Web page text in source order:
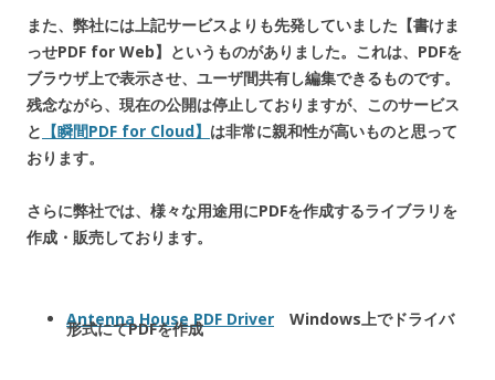
また、弊社には上記サービスよりも先発していました【書けま
っせPDF for Web】というものがありました。これは、PDFを
ブラウザ上で表示させ、ユーザ間共有し編集できるものです。
残念ながら、現在の公開は停止しておりますが、このサービス
と
【瞬間PDF for Cloud】 は非常に親和性が高いものと思って
おります。
さらに弊社では、様々な用途用にPDFを作成するライブラリを
作成・販売しております。
Antenna House PDF Driver Windows上でドライバ
形式にてPDFを作成